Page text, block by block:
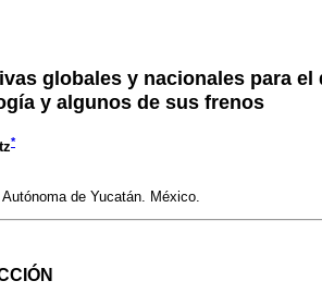
globales y nacionales para el
y algunos de sus frenos
*
de Yucatán. México.